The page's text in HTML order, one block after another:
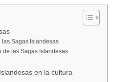
Sagas Islandesas
de las Sagas Islandesas
en la cultura